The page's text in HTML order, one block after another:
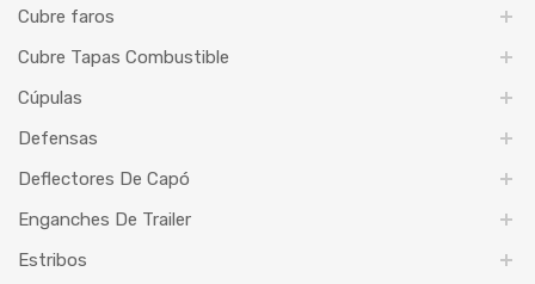
Cubre faros
Cubre Tapas Combustible
Cúpulas
Defensas
Deflectores De Capó
Enganches De Trailer
Estribos